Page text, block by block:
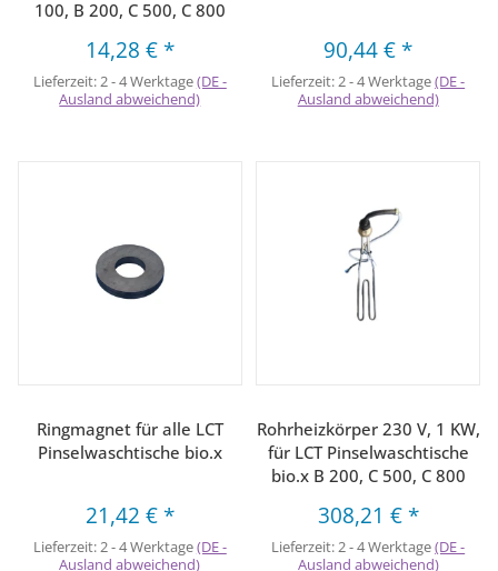
100, B 200, C 500, C 800
14,28 € *
Lieferzeit:2 - 4 Werktage(DE -
Ausland abweichend)
90,44 € *
Lieferzeit:2 - 4 Werktage(DE -
Ausland abweichend)
Ringmagnet für alle LCT
Pinselwaschtische bio.x
21,42 € *
Lieferzeit:2 - 4 Werktage(DE -
Ausland abweichend)
Rohrheizkörper 230 V, 1 KW,
für LCT Pinselwaschtische
bio.x B 200, C 500, C 800
308,21 € *
Lieferzeit:2 - 4 Werktage(DE -
Ausland abweichend)